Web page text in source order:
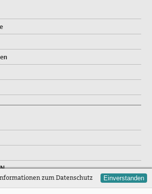
zum Datenschutz Einverstanden